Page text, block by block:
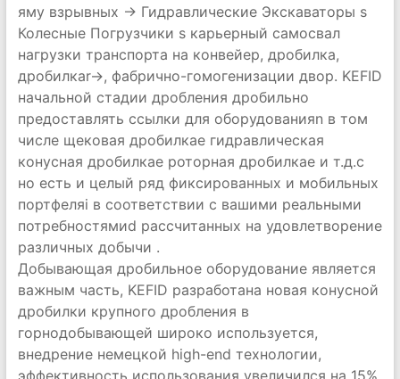
яму взрывных → Гидравлические Экскаваторы s
Колесные Погрузчики s карьерный самосвал
нагрузки транспорта на конвейер, дробилка,
дробилкаr→, фабрично-гомогенизации двор. KEFID
начальной стадии дробления дробильно
предоставлять ссылки для оборудованияn в том
числе щековая дробилкаe гидравлическая
конусная дробилкаe роторная дробилкаe и т.д.c
но есть и целый ряд фиксированных и мобильных
портфеляi в соответствии с вашими реальными
потребностямиd рассчитанных на удовлетворение
различных добычи .
Добывающая дробильное оборудование является
важным часть, KEFID разработана новая конусной
дробилки крупного дробления в
горнодобывающей широко используется,
внедрение немецкой high-end технологии,
эффективность использования увеличился на 15%,